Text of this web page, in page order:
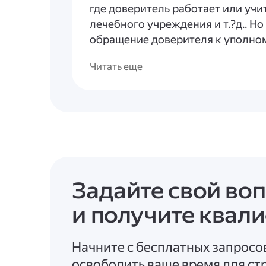
где доверитель работает или
лечебного учреждения и т.?д..
обращение доверителя к
связи. Если доверенность
учреждений.
Итоговый ответ
доверителянельзя. Однако
Читать еще
Задайте свой
и получите
Начните с бесплатных